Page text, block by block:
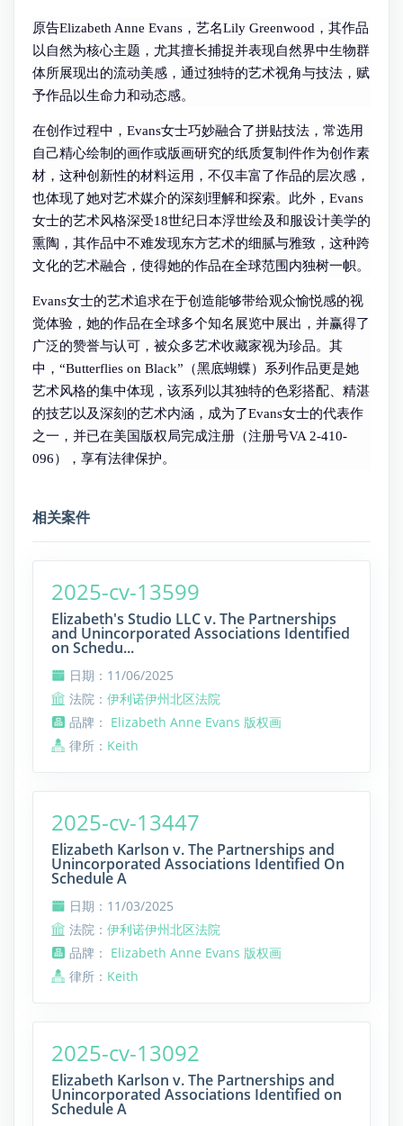
原告Elizabeth Anne Evans，艺名Lily Greenwood，其作品
以自然为核心主题，尤其擅长捕捉并表现自然界中生物群
体所展现出的流动美感，通过独特的艺术视角与技法，赋
予作品以生命力和动态感。
在创作过程中，Evans女士巧妙融合了拼贴技法，常选用
自己精心绘制的画作或版画研究的纸质复制件作为创作素
材，这种创新性的材料运用，不仅丰富了作品的层次感，
也体现了她对艺术媒介的深刻理解和探索。此外，Evans
女士的艺术风格深受18世纪日本浮世绘及和服设计美学的
熏陶，其作品中不难发现东方艺术的细腻与雅致，这种跨
文化的艺术融合，使得她的作品在全球范围内独树一帜。
Evans女士的艺术追求在于创造能够带给观众愉悦感的视
觉体验，她的作品在全球多个知名展览中展出，并赢得了
广泛的赞誉与认可，被众多艺术收藏家视为珍品。其
中，“Butterflies on Black”（黑底蝴蝶）系列作品更是她
艺术风格的集中体现，该系列以其独特的色彩搭配、精湛
的技艺以及深刻的艺术内涵，成为了Evans女士的代表作
之一，并已在美国版权局完成注册（注册号VA 2-410-
096），享有法律保护。
相关案件
2025-cv-13599
Elizabeth's Studio LLC v. The Partnerships
and Unincorporated Associations Identified
on Schedu...
日期：11/06/2025
法院： 伊利诺伊州北区法院
品牌： Elizabeth Anne Evans 版权画
律所： Keith
2025-cv-13447
Elizabeth Karlson v. The Partnerships and
Unincorporated Associations Identified On
Schedule A
日期：11/03/2025
法院： 伊利诺伊州北区法院
品牌： Elizabeth Anne Evans 版权画
律所： Keith
2025-cv-13092
Elizabeth Karlson v. The Partnerships and
Unincorporated Associations Identified on
Schedule A